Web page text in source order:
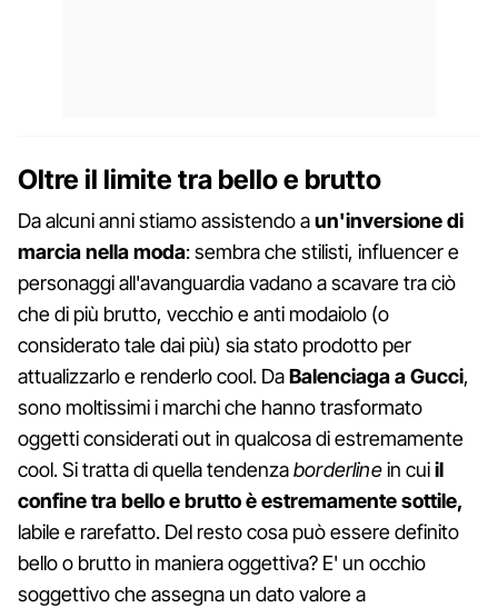
Oltre il limite tra bello e brutto
Da alcuni anni stiamo assistendo aun'inversione di
marcia nella moda: sembra che stilisti, influencer e
personaggi all'avanguardia vadano a scavare tra ciò
che di più brutto, vecchio e anti modaiolo (o
considerato tale dai più) sia stato prodotto per
attualizzarlo e renderlo cool. DaBalenciaga a Gucci,
sono moltissimi i marchi che hanno trasformato
oggetti considerati out in qualcosa di estremamente
cool. Si tratta di quella tendenzaborderlinein cuiil
confine tra bello e brutto è estremamente sottile,
labile e rarefatto. Del resto cosa può essere definito
bello o brutto in maniera oggettiva? E' un occhio
soggettivo che assegna un dato valore a